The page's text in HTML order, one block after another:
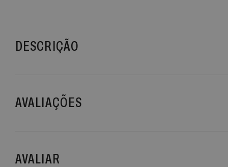
DESCRIÇÃO
AVALIAÇÕES
AVALIAR